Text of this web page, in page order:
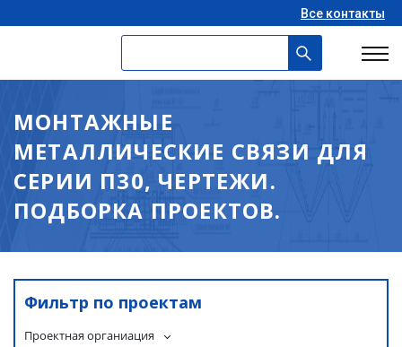
Все контакты
МОНТАЖНЫЕ
МЕТАЛЛИЧЕСКИЕ СВЯЗИ ДЛЯ
СЕРИИ П30, ЧЕРТЕЖИ.
ПОДБОРКА ПРОЕКТОВ.
Фильтр по проектам
Проектная органиация